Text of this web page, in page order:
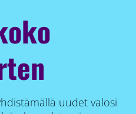
uudet valosi